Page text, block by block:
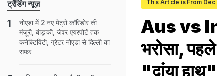
This Article is From
Aus vs
भरोसा,
"दांया हाथ"
ट्रेंडिंग न्यूज़
नोएडा में 2 नए मेट्रो कॉरिडोर की
मंजूरी, बोड़ाकी, जेवर एयरपोर्ट तक
कनेक्टिविटी, ग्रेटर नोएडा से दिल्ली का
सफर